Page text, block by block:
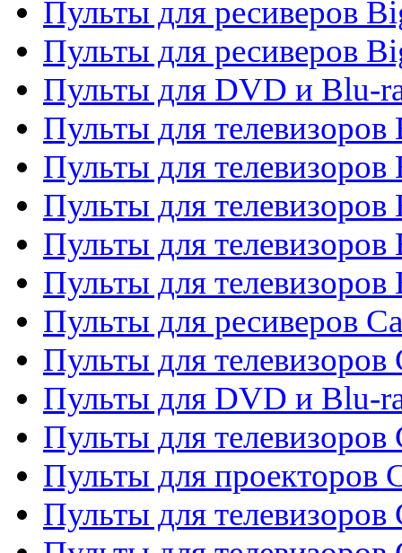
Пульты для ресиверов
Пульты для ресиверов
Пульты для DVD и Blu-
Пульты для телевизоров
Пульты для телевизоров
Пульты для телевизоров
Пульты для телевизоров
Пульты для телевизоров
Пульты для ресиверов
Пульты для телевизоров
Пульты для DVD и Blu-
Пульты для телевизоров
Пульты для проекторов
Пульты для телевизоров